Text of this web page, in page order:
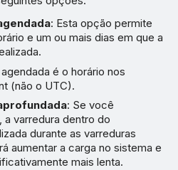
: Esta opção permite
e um ou mais dias em que a
é o horário nos
(não o UTC).
: Se você
varredura dentro do
durante as varreduras
aumentar a carga no sistema e
mais lenta.